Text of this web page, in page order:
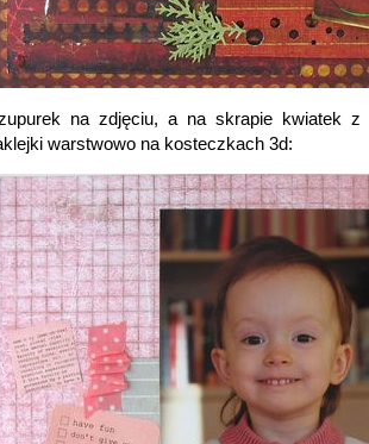
na zdjęciu, a na skrapie kwiatek
warstwowo na kosteczkach 3d: